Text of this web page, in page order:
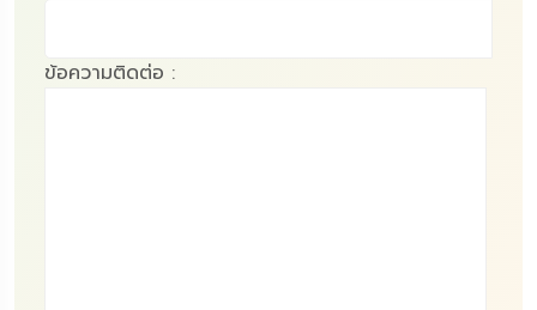
ข้อความติดต่อ :